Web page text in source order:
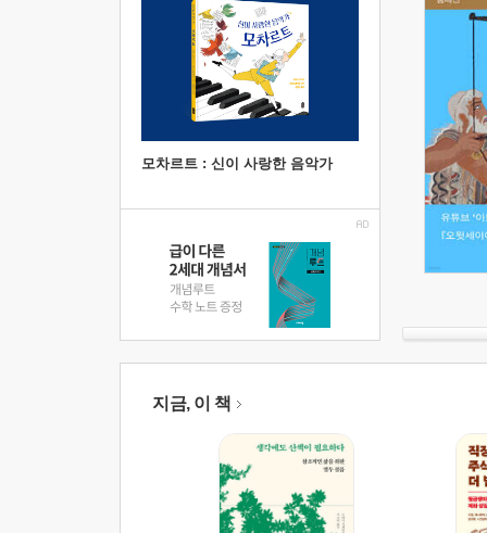
모차르트 : 신이 사랑한 음악가
지금, 이 책